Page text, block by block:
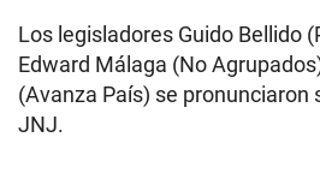
Los legisladores Guido Bellido
Edward Málaga (No
(Avanza País) se pronunciaron
JNJ.